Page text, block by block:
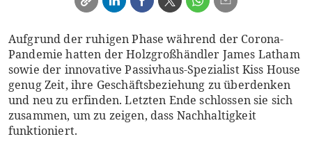
Aufgrund der ruhigen Phase während der Corona-
Pandemie hatten der Holzgroßhändler James Latham
sowie der innovative Passivhaus-Spezialist Kiss House
genug Zeit, ihre Geschäftsbeziehung zu überdenken
und neu zu erfinden. Letzten Ende schlossen sie sich
zusammen, um zu zeigen, dass Nachhaltigkeit
funktioniert.